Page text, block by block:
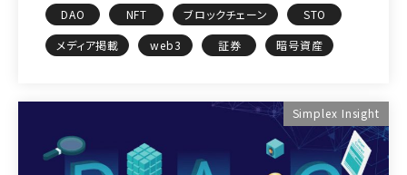
DAO NFT ブロックチェーン
STO
メディア掲載
web3 証券 暗号資産
Simplex Insight